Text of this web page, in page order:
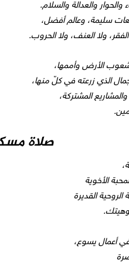
والحوار والعدالة والسلام.
سليمة، وعالم أفضل،
ولا العنف، ولا الحروب.
شعوب الأرض وأممها،
الذي زرعته في كلّ منها،
المشتركة،
صلاة
الأخوية
القديرة
أعمال يسوع،